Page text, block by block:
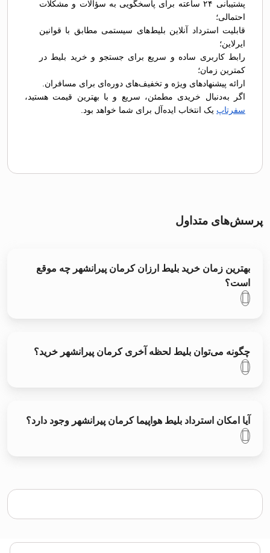
پشتیبانی ۲۴ ساعته برای پاسخگویی به سؤالات و مشکلات
احتمالی؛
قابلیت استرداد آنلاین بلیط‌های سیستمی مطابق با قوانین
ایرلاین؛
رابط کاربری ساده و سریع برای جستجو و خرید بلیط در
کمترین زمان؛
ارائه پیشنهادهای ویژه و تخفیف‌های دوره‌ای برای مسافران.
اگر به‌دنبال خریدی مطمئن، سریع و با بهترین قیمت هستید،
سفرتاپ یک انتخاب ایده‌آل برای شما خواهد بود.
پرسش‌های متداول
بهترین زمان خرید بلیط ارزان کرمان پیرانشهر چه موقع
است؟
چگونه می‌توان بلیط لحظه آخری کرمان پیرانشهر خرید؟
آیا امکان استرداد بلیط هواپیما کرمان پیرانشهر وجود دارد؟